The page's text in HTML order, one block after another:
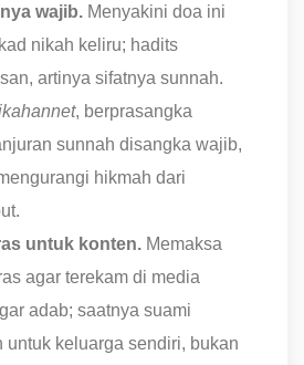
wajib. Menyakini doa ini
nikah keliru; hadits
artinya sifatnya sunnah.
, berprasangka
sunnah disangka wajib,
hikmah dari
untuk konten. Memaksa
agar terekam di media
adab; saatnya suami
untuk keluarga sendiri, bukan